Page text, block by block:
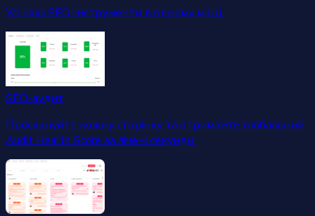
Усі наші SEO-інструменти в одному місці.
SEO-аудит
Проскануйте кожну сторінку та отримайте глобальний
Audit Health Score за лічені секунди.